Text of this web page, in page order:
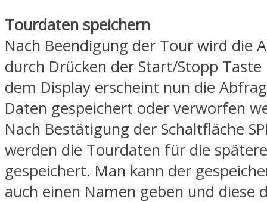
Tourdaten speichern
Nach Beendigung der Tour wird die
durch Drücken der Start/Stopp
dem Display erscheint nun die
Daten gespeichert oder verworfen
Nach Bestätigung der Schaltfläche
werden die Tourdaten für die
gespeichert. Man kann der
auch einen Namen geben und diese